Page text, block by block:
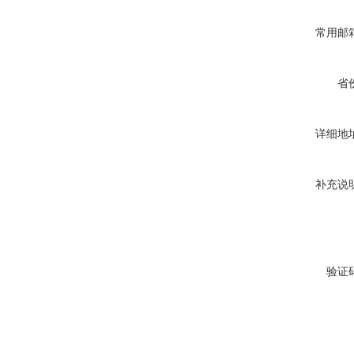
常用邮
省
详细地
补充说
验证